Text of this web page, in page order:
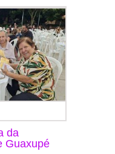
da
Guaxupé